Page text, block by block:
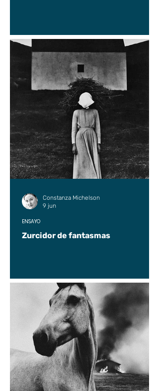
Zurcidor de fantasmas
ENSAYO
Constanza Michelson
9 jun